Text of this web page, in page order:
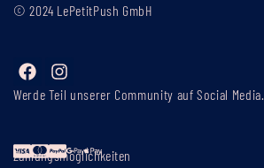
Werde Teil unserer Community auf Social Media.
Zahlungsmöglichkeiten
© 2024 LePetitPush GmbH